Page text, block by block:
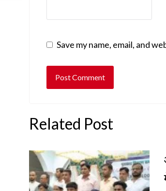
Save my name, email, and
Related Post